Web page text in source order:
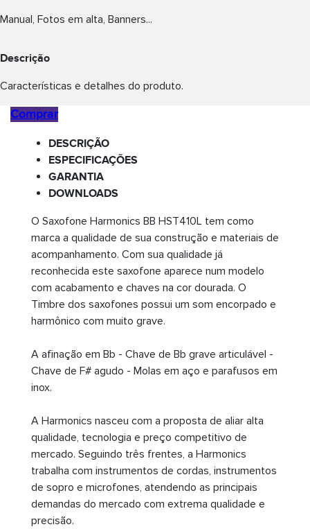
Manual, Fotos em alta, Banners...
Descrição
Características e detalhes do produto.
Comprar
DESCRIÇÃO
ESPECIFICAÇÕES
GARANTIA
DOWNLOADS
O Saxofone Harmonics BB HST410L tem como
marca a qualidade de sua construção e materiais de
acompanhamento. Com sua qualidade já
reconhecida este saxofone aparece num modelo
com acabamento e chaves na cor dourada. O
Timbre dos saxofones possui um som encorpado e
harmônico com muito grave.
A afinação em Bb - Chave de Bb grave articulável -
Chave de F# agudo - Molas em aço e parafusos em
inox.
A Harmonics nasceu com a proposta de aliar alta
qualidade, tecnologia e preço competitivo de
mercado. Seguindo três frentes, a Harmonics
trabalha com instrumentos de cordas, instrumentos
de sopro e microfones, atendendo as principais
demandas do mercado com extrema qualidade e
precisão.